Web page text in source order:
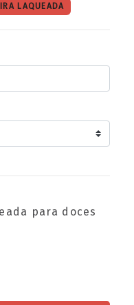
LAQUEADA
para doces